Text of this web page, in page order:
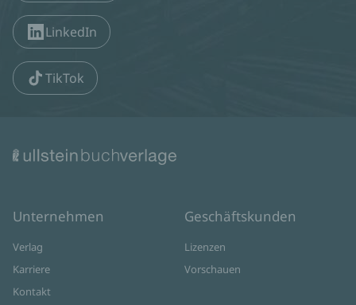
LinkedIn
TikTok
Unternehmen
Verlag
Karriere
Kontakt
Geschäftskunden
Lizenzen
Vorschauen